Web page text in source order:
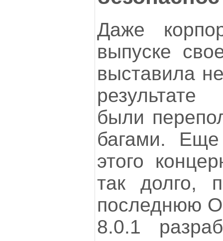
Даже
выпуске
выставила
были
багами. Еще
этого
так долго,
последнюю
8.0.1